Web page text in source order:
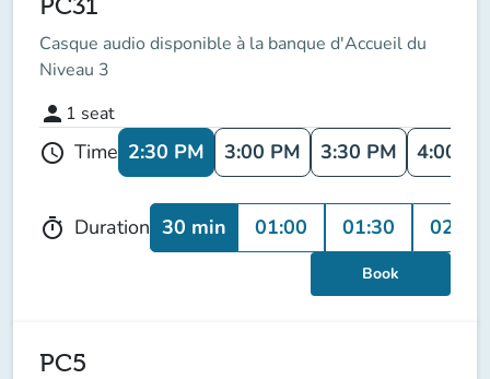
Casque audio disponible à la banque d'Accueil du
Niveau 3
person 1 seat
schedule Time 2:30 PM 3:00 PM 3:30 PM 4:00
timer Duration 30 min 01:00 01:30 02:00
Book
PC5